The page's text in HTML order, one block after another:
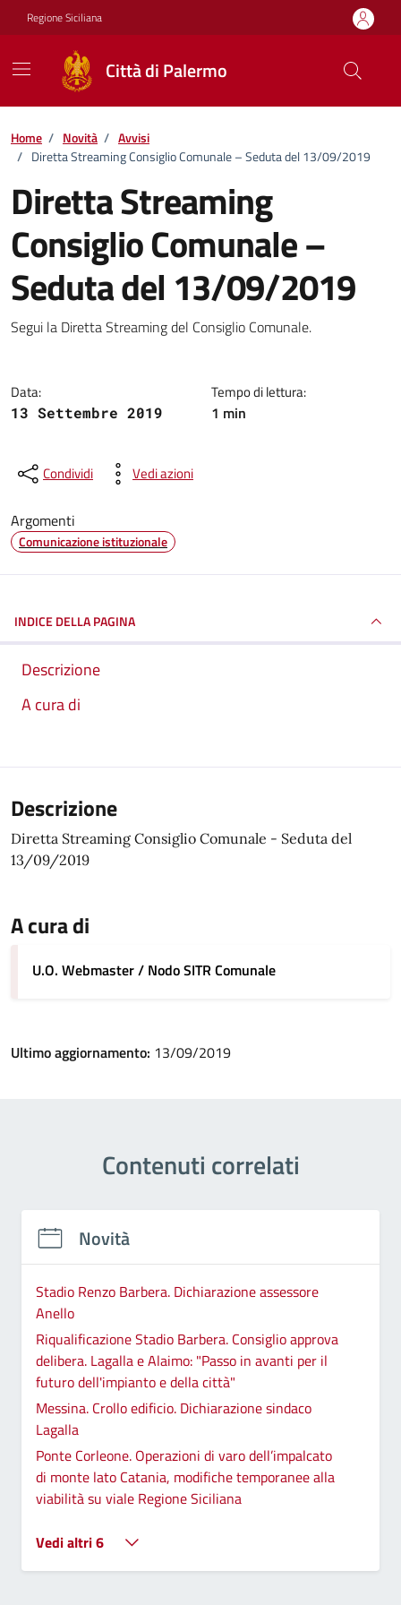
Vai ai contenuti
Vai al footer
Regione Siciliana
Città di Palermo
Home / Novità / Avvisi
/ Diretta Streaming Consiglio Comunale – Seduta del 13/09/2019
Diretta Streaming
Consiglio Comunale –
Seduta del 13/09/2019
Dettagli della notizia
Segui la Diretta Streaming del Consiglio Comunale.
Data:
13 Settembre 2019
Tempo di lettura:
1 min
Condividi Vedi azioni
Argomenti
Comunicazione istituzionale
INDICE DELLA PAGINA
Descrizione
A cura di
Descrizione
Diretta Streaming Consiglio Comunale - Seduta del
13/09/2019
A cura di
U.O. Webmaster / Nodo SITR Comunale
Ultimo aggiornamento: 13/09/2019
Contenuti correlati
Novità
Stadio Renzo Barbera. Dichiarazione assessore
Anello
Riqualificazione Stadio Barbera. Consiglio approva
delibera. Lagalla e Alaimo: "Passo in avanti per il
futuro dell'impianto e della città"
Messina. Crollo edificio. Dichiarazione sindaco
Lagalla
Ponte Corleone. Operazioni di varo dell’impalcato
di monte lato Catania, modifiche temporanee alla
viabilità su viale Regione Siciliana
Vedi altri 6